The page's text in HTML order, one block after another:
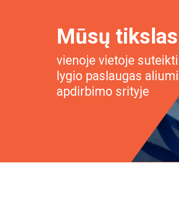
Mūsų
vienoje vietoje
lygio paslaugas
apdirbimo srityje